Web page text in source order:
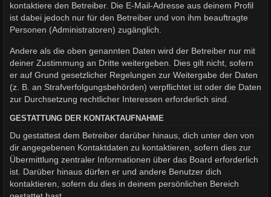
kontaktiere den Betreiber. Die E-Mail-Adresse aus deinem Profil
ist dabei jedoch nur für den Betreiber und von ihm beauftragte
Personen (Administratoren) zugänglich.
Andere als die oben genannten Daten wird der Betreiber nur mit
deiner Zustimmung an Dritte weitergeben. Dies gilt nicht, sofern
er auf Grund gesetzlicher Regelungen zur Weitergabe der Daten
(z. B. an Strafverfolgungsbehörden) verpflichtet ist oder die Daten
zur Durchsetzung rechtlicher Interessen erforderlich sind.
GESTATTUNG DER KONTAKTAUFNAHME
Du gestattest dem Betreiber darüber hinaus, dich unter den von
dir angegebenen Kontaktdaten zu kontaktieren, sofern dies zur
Übermittlung zentraler Informationen über das Board erforderlich
ist. Darüber hinaus dürfen er und andere Benutzer dich
kontaktieren, sofern du dies in deinem persönlichen Bereich